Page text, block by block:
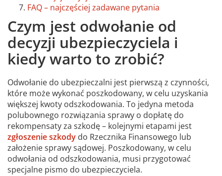
FAQ – najczęściej zadawane pytania
Czym jest odwołanie od
decyzji ubezpieczyciela i
kiedy warto to zrobić?
Odwołanie do ubezpieczalni jest pierwszą z czynności,
które może wykonać poszkodowany, w celu uzyskania
większej kwoty odszkodowania. To jedyna metoda
polubownego rozwiązania sprawy o dopłatę do
rekompensaty za szkodę – kolejnymi etapami jest
zgłoszenie szkody do Rzecznika Finansowego lub
założenie sprawy sądowej. Poszkodowany, w celu
odwołania od odszkodowania, musi przygotować
specjalne pismo do ubezpieczyciela.